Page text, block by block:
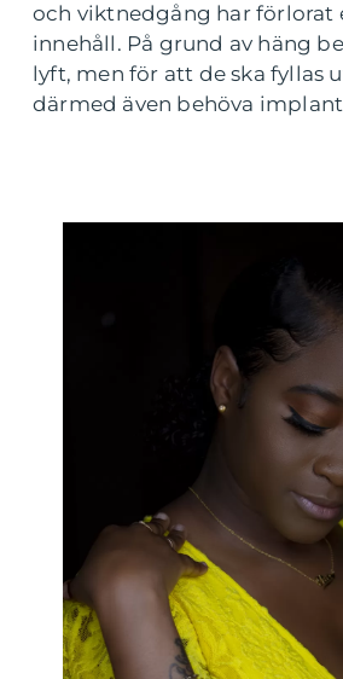
och viktnedgång har förlorat
innehåll. På grund av häng
lyft, men för att de ska fyllas
därmed även behöva